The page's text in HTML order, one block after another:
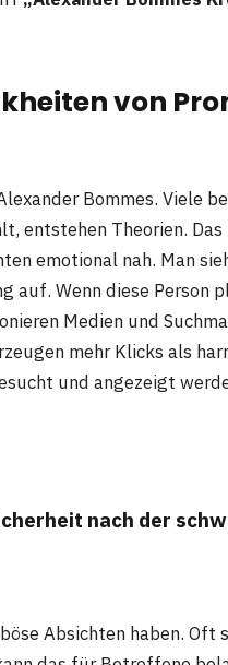
von
Bommes. Viele
entstehen Theorien.
emotional nah. Man
auf. Wenn diese Person
Medien und
mehr Klicks als
und angezeigt
nach der
Absichten haben.